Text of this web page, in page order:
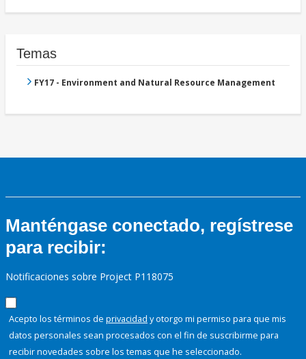
Temas
FY17 - Environment and Natural Resource Management
Manténgase conectado, regístrese
para recibir:
Notificaciones sobre Project P118075
Acepto los términos de privacidad y otorgo mi permiso para que mis
datos personales sean procesados con el fin de suscribirme para
recibir novedades sobre los temas que he seleccionado.